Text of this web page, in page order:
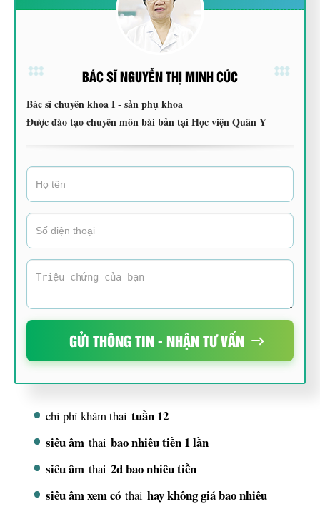
BÁC SĨ NGUYỄN THỊ MINH CÚC
Bác sĩ chuyên khoa I - sản phụ khoa
Được đào tạo chuyên môn bài bản tại Học viện Quân Y
GỬI THÔNG TIN - NHẬN TƯ VẤN
chi phí khám thaituần 12
siêu âm thaibao nhiêu tiền 1 lần
siêu âm thai2d bao nhiêu tiền
siêu âm xem có thaihay không giá bao nhiêu